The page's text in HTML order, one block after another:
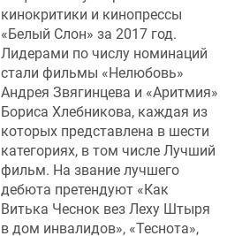
кинокритики и кинопрессы
«Белый Слон» за 2017 год.
Лидерами по числу номинаций
стали фильмы «Нелюбовь»
Андрея Звягинцева и «Аритмия»
Бориса Хлебникова, каждая из
которых представлена в шести
категориях, в том числе Лучший
фильм. На звание лучшего
дебюта претендуют «Как
Витька Чеснок вез Леху Штыря
в дом инвалидов», «Теснота»,